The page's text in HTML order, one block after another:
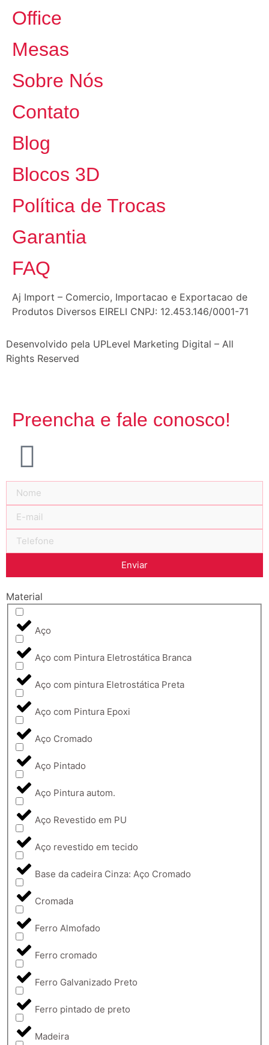
Office
Mesas
Sobre Nós
Contato
Blog
Blocos 3D
Política de Trocas
Garantia
FAQ
Aj Import – Comercio, Importacao e Exportacao de
Produtos Diversos EIRELI CNPJ: 12.453.146/0001-71
Desenvolvido pela UPLevel Marketing Digital – All
Rights Reserved
Preencha e fale conosco!
Enviar
Material
Aço
Aço com Pintura Eletrostática Branca
Aço com pintura Eletrostática Preta
Aço com Pintura Epoxi
Aço Cromado
Aço Pintado
Aço Pintura autom.
Aço Revestido em PU
Aço revestido em tecido
Base da cadeira Cinza: Aço Cromado
Cromada
Ferro Almofado
Ferro cromado
Ferro Galvanizado Preto
Ferro pintado de preto
Madeira